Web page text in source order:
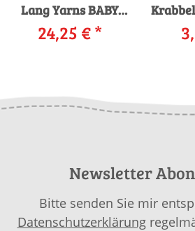
Lang Yarns BABY
COTTON mit
Anleitung in
24,25 €*
Newsletter
Bitte senden Sie mir
Datenschutzerklärung